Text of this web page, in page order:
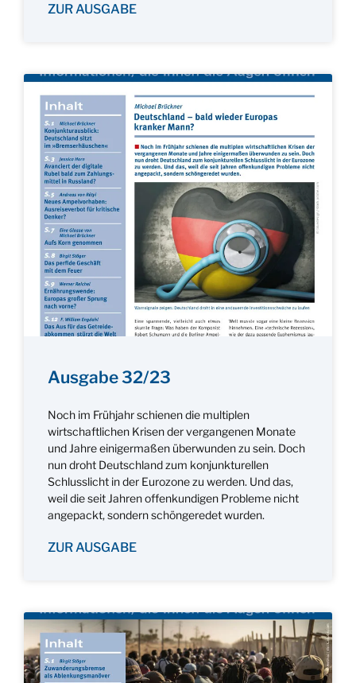
ZUR AUSGABE
Ausgabe 32/23
Noch im Frühjahr schienen die multiplen
wirtschaftlichen Krisen der vergangenen Monate
und Jahre einigermaßen überwunden zu sein. Doch
nun droht Deutschland zum konjunkturellen
Schlusslicht in der Eurozone zu werden. Und das,
weil die seit Jahren offenkundigen Probleme nicht
angepackt, sondern schöngeredet wurden.
ZUR AUSGABE